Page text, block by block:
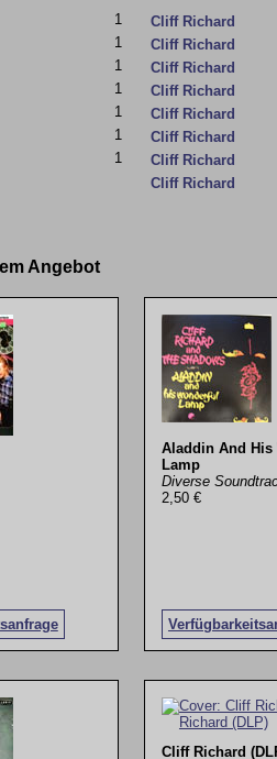
1
Cliff Richard
1
Cliff Richard
1
Cliff Richard
1
Cliff Richard
1
Cliff Richard
1
Cliff Richard
1
Cliff Richard
Cliff Richard
Angebot
Aladdin And His
Lamp
Diverse
2,50 €
Cliff Richard